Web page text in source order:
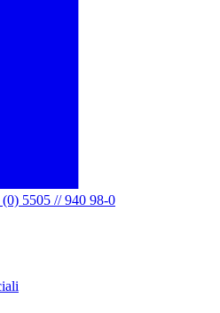
5505 // 940 98-0